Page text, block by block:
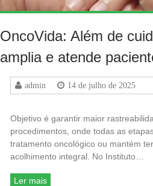
OncoVida: Além de
amplia e atende
admin 14 de julho de 2025
Objetivo é garantir maior
procedimentos, onde todas as
tratamento oncológico ou mantém
acolhimento integral. No Instituto…
Ler mais